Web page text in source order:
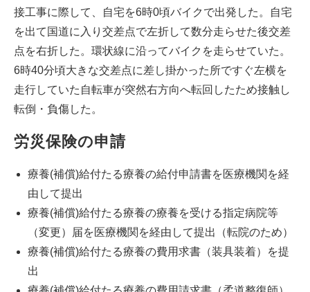
接工事に際して、自宅を6時0頃バイクで出発した。自宅
を出て国道に入り交差点で左折して数分走らせた後交差
点を右折した。環状線に沿ってバイクを走らせていた。
6時40分頃大きな交差点に差し掛かった所ですぐ左横を
走行していた自転車が突然右方向へ転回したため接触し
転倒・負傷した。
労災保険の申請
療養(補償)給付たる療養の給付申請書を医療機関を経
由して提出
療養(補償)給付たる療養の療養を受ける指定病院等
（変更）届を医療機関を経由して提出（転院のため）
療養(補償)給付たる療養の費用求書（装具装着）を提
出